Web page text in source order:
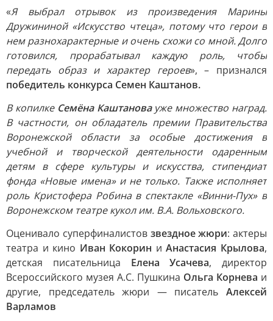
«Я выбрал отрывок из произведения Марины
Дружининой «Искусство чтеца», потому что герои в
нем разнохарактерные и очень схожи со мной. Долго
готовился, прорабатывал каждую роль, чтобы
передать образ и характер героев», – признался
победитель конкурса Семен Каштанов.
В копилке Семёна Каштановауже множество наград.
В частности, он обладатель премии Правительства
Воронежской области за особые достижения в
учебной и творческой деятельности одаренным
детям в сфере культуры и искусства, стипендиат
фонда «Новые имена» и не только. Также исполняет
роль Кристофера Робина в спектакле «Винни-Пух» в
Воронежском театре кукол им. В.А. Вольховского.
Оценивало суперфиналистовзвездное жюри: актеры
театра и кино Иван Кокорин иАнастасия Крылова,
детская писательница Елена Усачева, директор
Всероссийского музея А.С. Пушкина Ольга Корнева и
другие, председатель жюри — писатель Алексей
Варламов